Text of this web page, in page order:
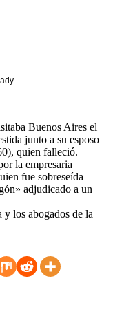
Buenos Aires el
junto a su esposo
quien falleció.
la empresaria
fue sobreseída
adjudicado a un
los abogados de la